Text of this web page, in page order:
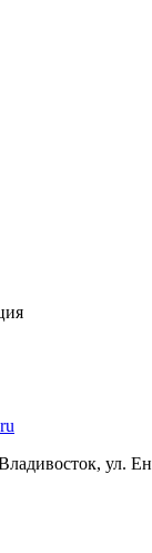
ул.